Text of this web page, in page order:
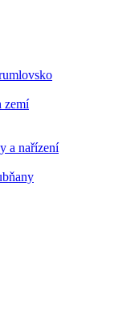
zemí
a nařízení